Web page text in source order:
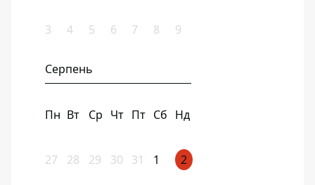
3 4 5 6 7 8 9
Серпень
Пн Вт Ср Чт Пт Сб Нд
27 28 29 30 31 1 2